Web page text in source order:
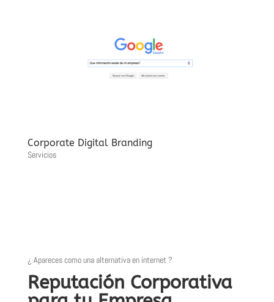
Corporate Digital Branding
Servicios
¿ Apareces como una alternativa en internet ?
Reputación Corporativa